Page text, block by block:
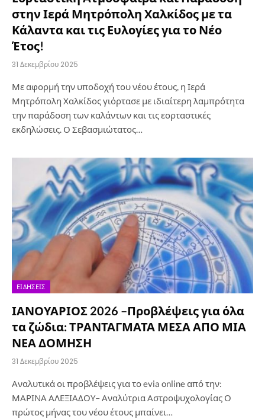
στην Ιερά Μητρόπολη Χαλκίδος με τα
Κάλαντα και τις Ευλογίες για το Νέο
Έτος!
31 Δεκεμβρίου 2025
Με αφορμή την υποδοχή του νέου έτους, η Ιερά
Μητρόπολη Χαλκίδος γιόρτασε με ιδιαίτερη λαμπρότητα
την παράδοση των καλάντων και τις εορταστικές
εκδηλώσεις. Ο Σεβασμιώτατος…
ΕΙΔΉΣΕΙΣ
ΙΑΝΟΥΑΡΙΟΣ 2026 –Προβλέψεις για όλα
τα ζώδια: ΤΡΑΝΤΑΓΜΑΤΑ ΜΕΣΑ ΑΠΟ ΜΙΑ
ΝΕΑ ΔΟΜΗΣΗ
31 Δεκεμβρίου 2025
Αναλυτικά οι προβλέψεις για το evia online από την:
ΜΑΡΙΝΑ ΑΛΕΞΙΑΔΟΥ– Αναλύτρια Αστροψυχολογίας Ο
πρώτος μήνας του νέου έτους μπαίνει…